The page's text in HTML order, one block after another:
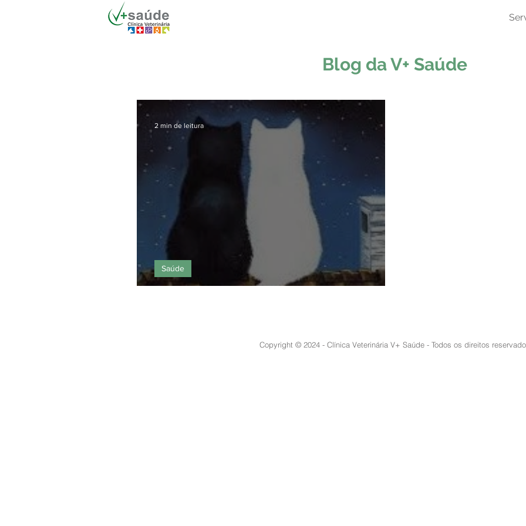
Blog da V+ Saúde
Saúde
2 min de leitura
Copyright © 2024 - Clínica Veterinária V+ Saúde - Todos os direitos